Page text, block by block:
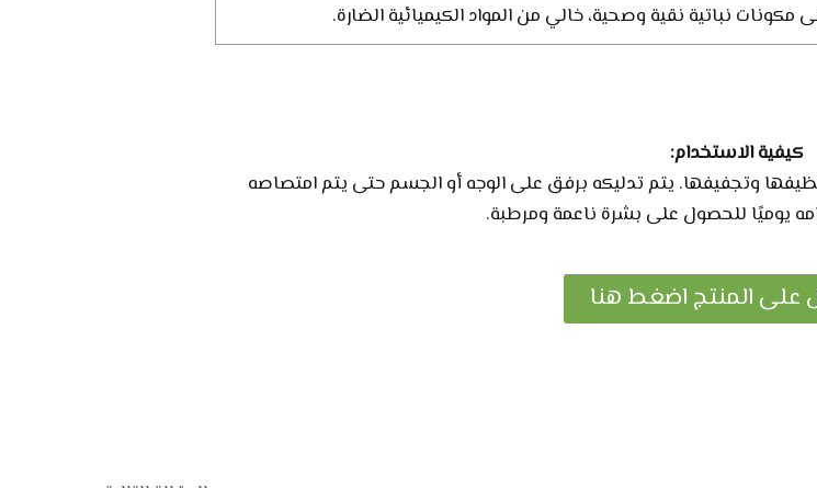
مكونات نباتية نقية وصحية، خالي من المواد الكيميائية الضارة.
كيفية الاستخدام:
وتجفيفها. يتم تدليكه برفق على الوجه أو الجسم حتى يتم امتصاصه
يوميًا للحصول على بشرة ناعمة ومرطبة.
على المنتج اضغط هنا